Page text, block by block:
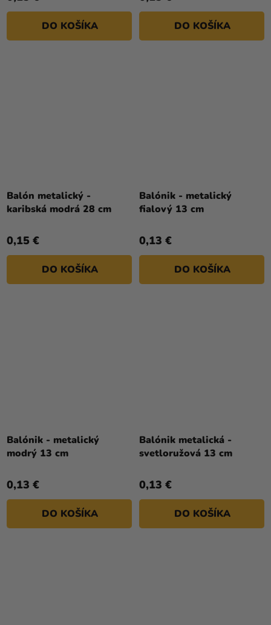
DO KOŠÍKA DO KOŠÍKA
Balón metalický -
karibská modrá 28 cm
0,15 €
DO KOŠÍKA
Balónik - metalický
fialový 13 cm
0,13 €
DO KOŠÍKA
Balónik - metalický
modrý 13 cm
0,13 €
DO KOŠÍKA
Balónik metalická -
svetloružová 13 cm
0,13 €
DO KOŠÍKA